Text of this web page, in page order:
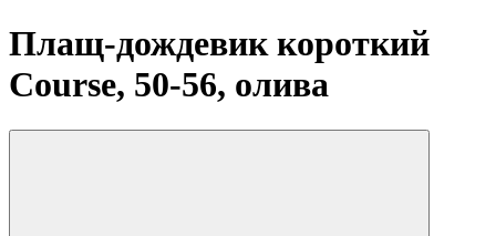
Плащ-дождевик короткий
Course, 50-56, олива